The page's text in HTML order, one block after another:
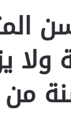
ولا
50 سنة